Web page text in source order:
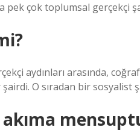
pek çok toplumsal gerçekçi
aydınları arasında,
O sıradan bir sosyalist